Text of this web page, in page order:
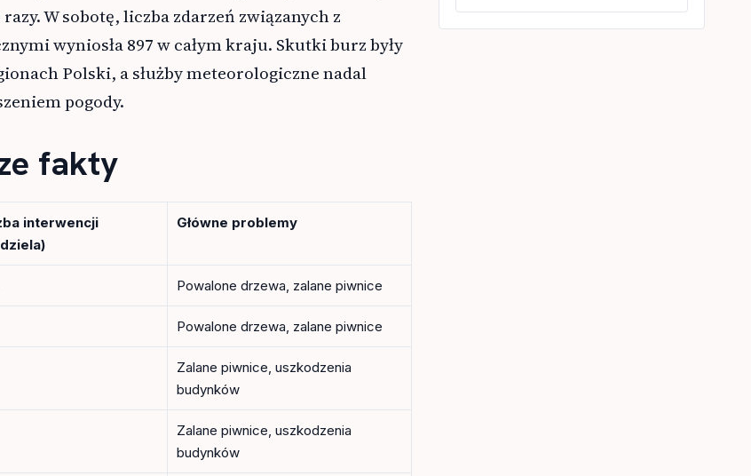
W sobotę, liczba zdarzeń związanych z
wyniosła 897 w całym kraju. Skutki burz były
Polski, a służby meteorologiczne nadal
pogody.
fakty
interwencji
Główne problemy
Powalone drzewa, zalane piwnice
Powalone drzewa, zalane piwnice
Zalane piwnice, uszkodzenia
budynków
Zalane piwnice, uszkodzenia
budynków